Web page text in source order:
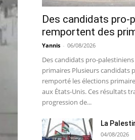
Des candidats pro-
remportent des
Yannis - 06/08/2026
Des candidats pro-
primaires Plusieurs candidats
remporté les élections
aux États-Unis. Ces résultats
progression de...
La
04/08/2026